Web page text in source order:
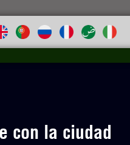
con la ciudad